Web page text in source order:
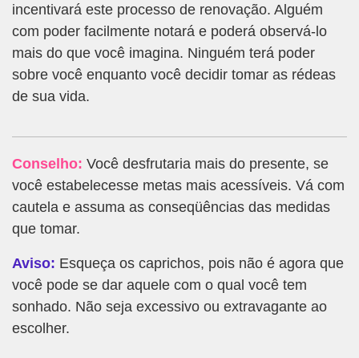
incentivará este processo de renovação. Alguém
com poder facilmente notará e poderá observá-lo
mais do que você imagina. Ninguém terá poder
sobre você enquanto você decidir tomar as rédeas
de sua vida.
Conselho: Você desfrutaria mais do presente, se
você estabelecesse metas mais acessíveis. Vá com
cautela e assuma as conseqüências das medidas
que tomar.
Aviso: Esqueça os caprichos, pois não é agora que
você pode se dar aquele com o qual você tem
sonhado. Não seja excessivo ou extravagante ao
escolher.